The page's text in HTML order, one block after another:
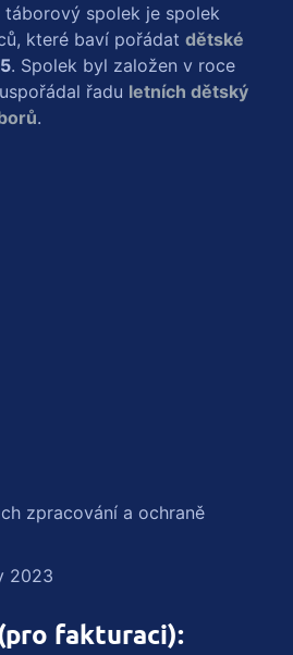
táborový spolek je spolek
které baví pořádat dětské
. Spolek byl založen v roce
řadu letních dětský
.
zpracování a ochraně
2023
fakturaci):